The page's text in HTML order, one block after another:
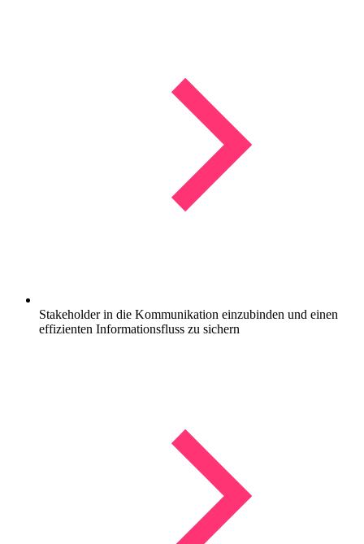
Stakeholder in die Kommunikation einzubinden und einen
effizienten Informationsfluss zu sichern